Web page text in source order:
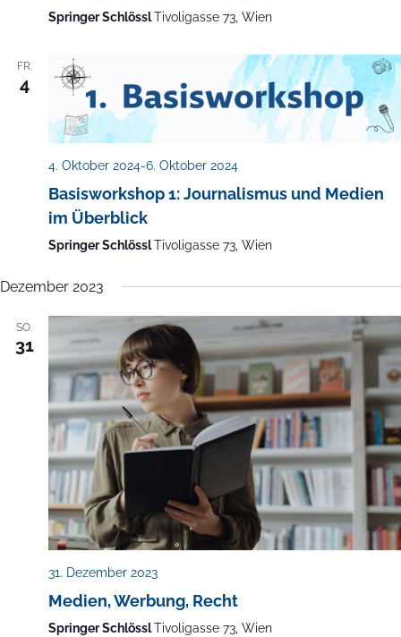
Springer SchlösslTivoligasse 73, Wien
FR.
4
4. Oktober 2024-6. Oktober 2024
Basisworkshop 1: Journalismus und Medien
im Überblick
Springer SchlösslTivoligasse 73, Wien
Dezember 2023
SO.
31
31. Dezember 2023
Medien, Werbung, Recht
Springer SchlösslTivoligasse 73, Wien